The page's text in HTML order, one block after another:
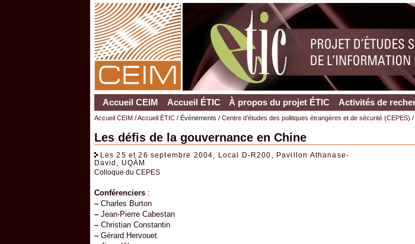
Accueil CEIM Accueil ÉTIC À propos du projet ÉTIC Activités de
Accueil CEIM/Accueil ÉTIC/ Événements / Centre d’études des politiques étrangères et de sécurité (CEPES) /
Les défis de la gouvernance en Chine
Les 25 et 26 septembre 2004, Local D-R200, Pavillon Athanase-
David, UQÀM
Colloque du CEPES
Conférenciers:
–Charles Burton
–Jean-Pierre Cabestan
–Christian Constantin
–Gérard Hervouet